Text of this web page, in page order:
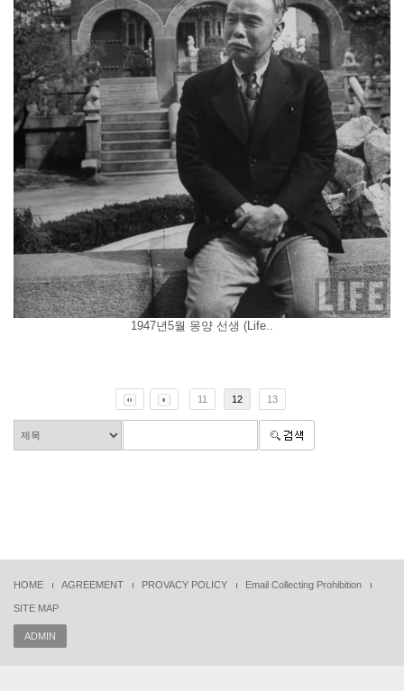
1947년5월 몽양 선생 (Life..
11 12 13
HOME AGREEMENT PROVACY POLICY Email Collecting Prohibition
SITE MAP
ADMIN